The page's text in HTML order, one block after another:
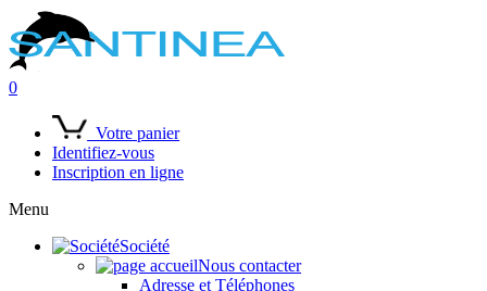
0
Votre panier
Identifiez-vous
Inscription en ligne
Menu
Société
Nous contacter
Adresse et Téléphones